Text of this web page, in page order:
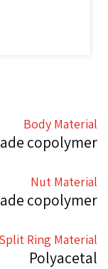
Body Material
copolymer.
Nut Material
copolymer.
Split Ring Material
Polyacetal